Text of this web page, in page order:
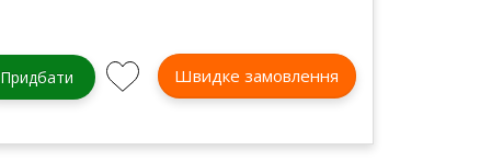
Придбати Швидке замовлення